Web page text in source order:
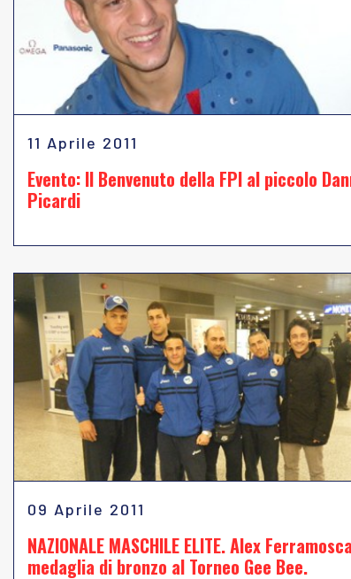
11 Aprile 2011
Evento: Il Benvenuto della FPI al piccolo
Picardi
09 Aprile 2011
NAZIONALE MASCHILE ELITE. Alex Ferramosca
medaglia di bronzo al Torneo Gee Bee.